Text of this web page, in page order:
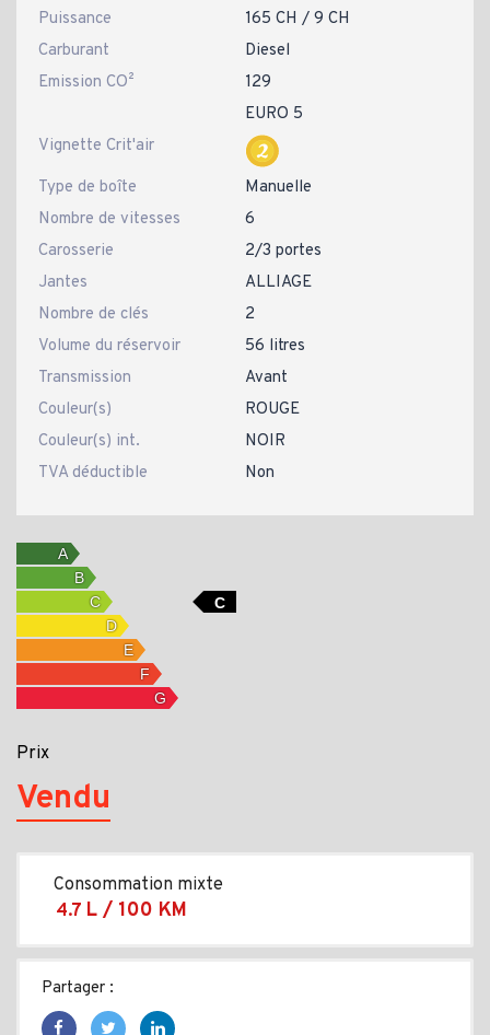
Puissance
165 CH / 9 CH
Carburant
Diesel
Emission CO²
129
EURO 5
Vignette Crit'air
Type de boîte
Manuelle
Nombre de vitesses
6
Carosserie
2/3 portes
Jantes
ALLIAGE
Nombre de clés
2
Volume du réservoir
56 litres
Transmission
Avant
Couleur(s)
ROUGE
Couleur(s) int.
NOIR
TVA déductible
Non
C
Prix
Vendu
Consommation mixte
4.7 L / 100 KM
Partager :